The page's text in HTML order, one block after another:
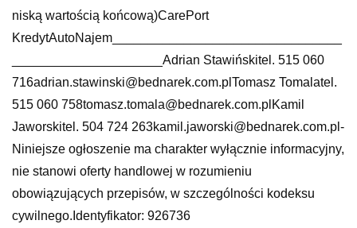
niską wartością końcową)CarePort
KredytAutoNajem________________________________
_____________________Adrian Stawińskitel. 515 060
716adrian.stawinski@bednarek.com.plTomasz Tomalatel.
515 060 758tomasz.tomala@bednarek.com.plKamil
Jaworskitel. 504 724 263kamil.jaworski@bednarek.com.pl-
Niniejsze ogłoszenie ma charakter wyłącznie informacyjny,
nie stanowi oferty handlowej w rozumieniu
obowiązujących przepisów, w szczególności kodeksu
cywilnego.Identyfikator: 926736